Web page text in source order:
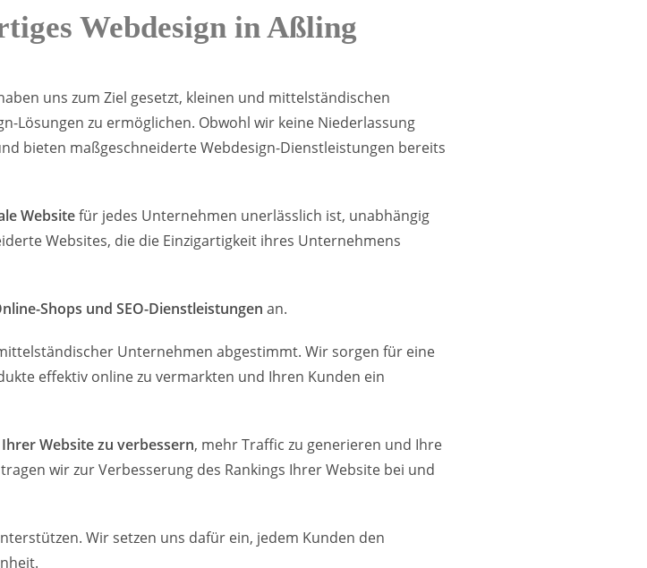
Webdesign in Aßling
uns zum Ziel gesetzt, kleinen und mittelständischen
Lösungen zu ermöglichen. Obwohl wir keine Niederlassung
bieten maßgeschneiderte Webdesign-Dienstleistungen bereits
Websitefür jedes Unternehmen unerlässlich ist, unabhängig
Websites, die die Einzigartigkeit ihres Unternehmens
Shops und SEO-Dienstleistungen an.
Unternehmen abgestimmt. Wir sorgen für eine
effektiv online zu vermarkten und Ihren Kunden ein
Website zu verbessern, mehr Traffic zu generieren und Ihre
wir zur Verbesserung des Rankings Ihrer Website bei und
Wir setzen uns dafür ein, jedem Kunden den